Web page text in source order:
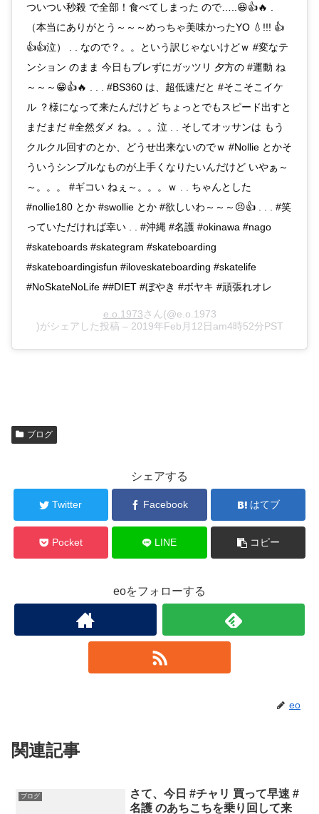
ついつい秒殺 で全部！食べてしまった ので…..😆👍🔥 .
（本当にありがとう～～～めっちゃ美味かったYO 💧!!! 👍
👍👍泣） . . なので？。。という訳じゃないけどｗ #変なテ
ンション のまま 今日もブレずにガッツリ 夕方の #運動 ね
～～～😁👍🔥 . . . #BS360 は、超低速だと #そこそこイケ
ル ？様になって来たんだけど ちょっとでもスピード出すと
まだまだ #全然ダメ ね。。。泣 . . そしてオッサンは もう
クルクル回すのとか、どうせ出来ないのでｗ #Nollie とかそ
ういうシンプルなものが上手くなりたいんだけど いやぁ～
～。。。 #ギコい ねぇ～。。。ｗ . . ちゃんとした
#nollie180 とか #swollie とか #欲しいわ～～～😣👍 . . . #笑
っていただければ幸い . . #沖縄 #名護 #okinawa #nago
#skateboards #skategram #skateboarding
#skateboardingisfun #iloveskateboarding #skatelife
#NoSkateNoLife ##DIET #ぼやき #ボヤキ #頑張れオレ
e.o.1973さん(@e.o.1973
)がシェアした投稿 – 2019年Feb月12日am4時52分PST
ブログ
シェアする
Twitter Facebook はてブ
Pocket LINE コピー
eoをフォローする
eo
関連記事
ブログ
さて、今日 #チャリ 買って早速 #
名護 のあちこちを乗り回して来